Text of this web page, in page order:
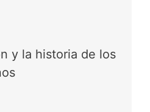
y la historia de los